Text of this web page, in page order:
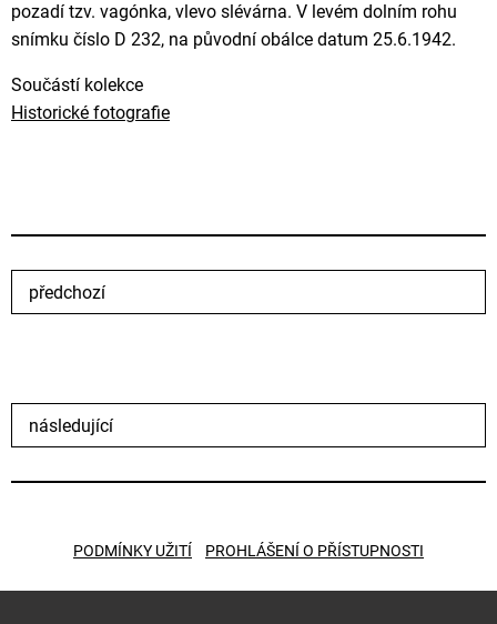
pozadí tzv. vagónka, vlevo slévárna. V levém dolním rohu
snímku číslo D 232, na původní obálce datum 25.6.1942.
Součástí kolekce
Historické fotografie
předchozí
následující
PODMÍNKY UŽITÍ PROHLÁŠENÍ O PŘÍSTUPNOSTI